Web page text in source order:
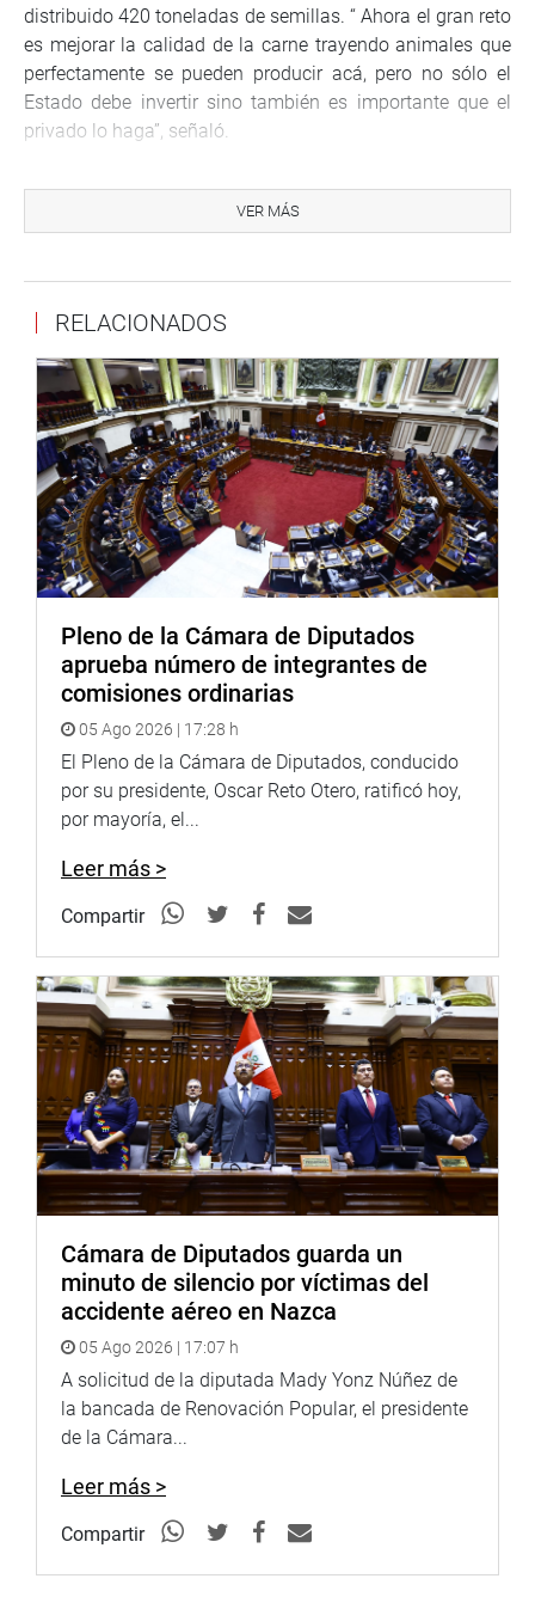
distribuido 420 toneladas de semillas. “ Ahora el gran reto
es mejorar la calidad de la carne trayendo animales que
perfectamente se pueden producir acá, pero no sólo el
Estado debe invertir sino también es importante que el
privado lo haga”, señaló.
PRENSA-CONGRESO 9-10-2018
Puede encontrar más información en nuestra página web
y redes sociales.
Heraldo:goo.gl/Ty5Tto
Portal: http://www.congreso.gob.pe/
Facebook:https://goo.gl/s5t7XN
Twitter:https://goo.gl/iMywRR
Radio: goo.gl/hMwTg1
fotografia.congreso.gob.pe
VER MÁS
RELACIONADOS
Pleno de la Cámara de Diputados
aprueba número de integrantes de
comisiones ordinarias
05 Ago 2026 | 17:28 h
El Pleno de la Cámara de Diputados, conducido
por su presidente, Oscar Reto Otero, ratificó hoy,
por mayoría, el...
Leer más >
Compartir
Cámara de Diputados guarda un
minuto de silencio por víctimas del
accidente aéreo en Nazca
05 Ago 2026 | 17:07 h
A solicitud de la diputada Mady Yonz Núñez de
la bancada de Renovación Popular, el presidente
de la Cámara...
Leer más >
Compartir